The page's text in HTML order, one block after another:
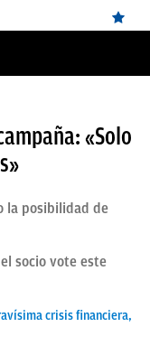
«Solo
la posibilidad de
socio vote este
crisis financiera,